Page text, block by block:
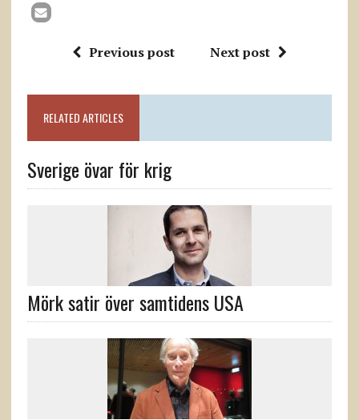
Previous post Next post
RELATED ARTICLES
Sverige övar för krig
Mörk satir över samtidens USA